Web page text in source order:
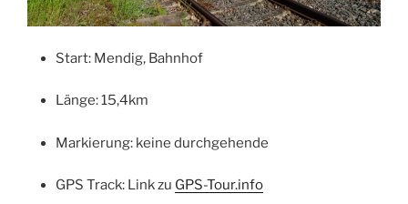
Start: Mendig, Bahnhof
Länge: 15,4km
Markierung: keine durchgehende
GPS Track: Link zu GPS-Tour.info